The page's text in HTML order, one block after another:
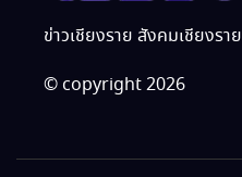
ข่าวเชียงราย สังคมเชียงราย
© copyright 2026